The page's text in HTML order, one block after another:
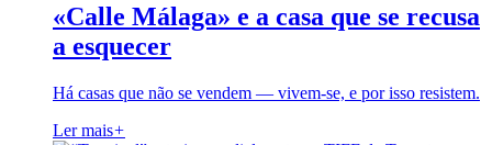
«Calle Málaga» e a casa que se recusa
a esquecer
Há casas que não se vendem — vivem-se, e por isso resistem.
Ler mais+